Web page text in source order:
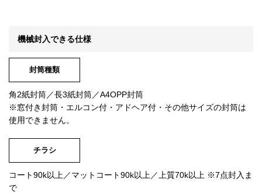
機械封入できる仕様
封筒種類
角2紙封筒／長3紙封筒／A4OPP封筒
※窓付き封筒・エルコン付・アドヘア付・その他サイズの封筒は
使用できません。
チラシ
コート90k以上／マットコート90k以上／上質70k以上 ※7点封入ま
で